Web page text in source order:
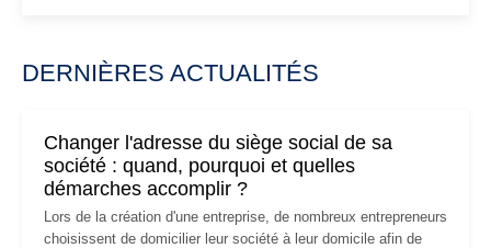
DERNIÈRES ACTUALITÉS
Changer l'adresse du siège social de sa
société : quand, pourquoi et quelles
démarches accomplir ?
Lors de la création d'une entreprise, de nombreux entrepreneurs
choisissent de domicilier leur société à leur domicile afin de